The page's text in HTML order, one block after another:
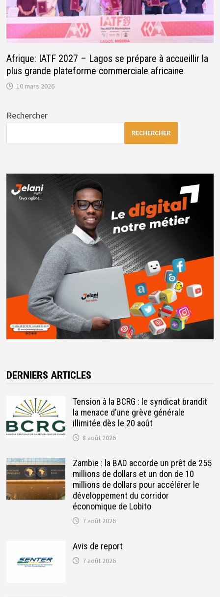
Afrique: IATF 2027 – Lagos se prépare à accueillir la
plus grande plateforme commerciale africaine
10 mars 2026
Rechercher
RECHERCHER
DERNIERS ARTICLES
Tension à la BCRG : le syndicat brandit
la menace d’une grève générale
illimitée dès le 20 août
8 août 2026
Zambie : la BAD accorde un prêt de 255
millions de dollars et un don de 10
millions de dollars pour accélérer le
développement du corridor
économique de Lobito
7 août 2026
Avis de report
7 août 2026